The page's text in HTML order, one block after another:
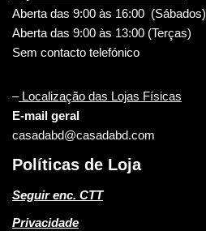
Aberta das 9:00 às 16:00 (Sábados)
Aberta das 9:00 às 13:00 (Terças)
Sem contacto telefónico
–Localização das Lojas Físicas
E-mail geral
casadabd@casadabd.com
Políticas de Loja
Seguir enc. CTT
Privacidade